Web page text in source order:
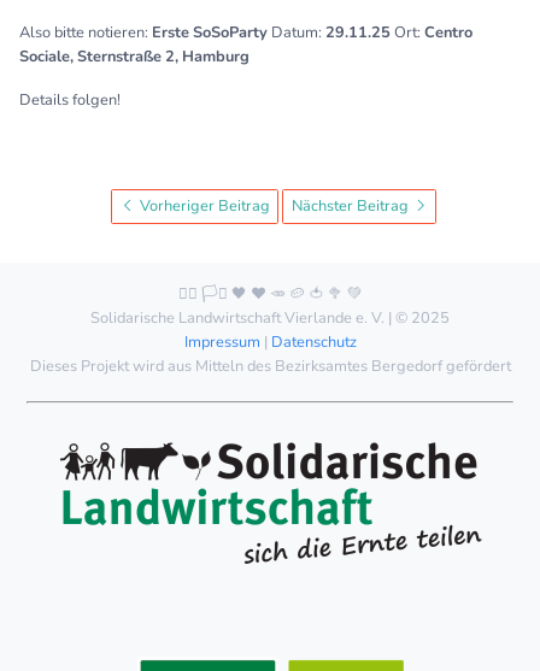
Also bitte notieren: Erste SoSoParty Datum: 29.11.25Ort: Centro
Sociale, Sternstraße 2, Hamburg
Details folgen!
Vorheriger Beitrag Nächster Beitrag
🏳️‍🌈 🏳️‍⚧️ 🖤 ❤️ 🥕 🥔 🍅 🥦 💚
Solidarische Landwirtschaft Vierlande e. V. | © 2025
Impressum | Datenschutz
Dieses Projekt wird aus Mitteln des Bezirksamtes Bergedorf gefördert